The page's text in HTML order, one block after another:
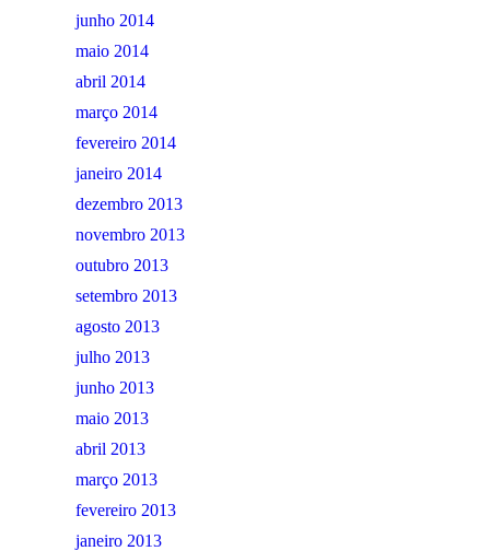
junho 2014
maio 2014
abril 2014
março 2014
fevereiro 2014
janeiro 2014
dezembro 2013
novembro 2013
outubro 2013
setembro 2013
agosto 2013
julho 2013
junho 2013
maio 2013
abril 2013
março 2013
fevereiro 2013
janeiro 2013